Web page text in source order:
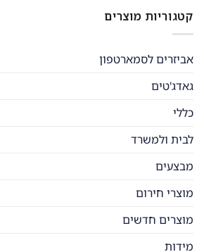
קטגוריות מוצרים
אביזרים לסמארטפון
גאדג'טים
כללי
לבית ולמשרד
מבצעים
מוצרי חירום
מוצרים חדשים
מידות